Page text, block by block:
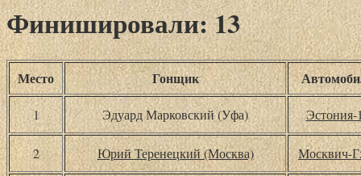
Финишировали: 13
Место Гонщик
1 Эдуард Марковский (Уфа) Эстония-
2 Юрий Теренецкий (Москва) Москвич-